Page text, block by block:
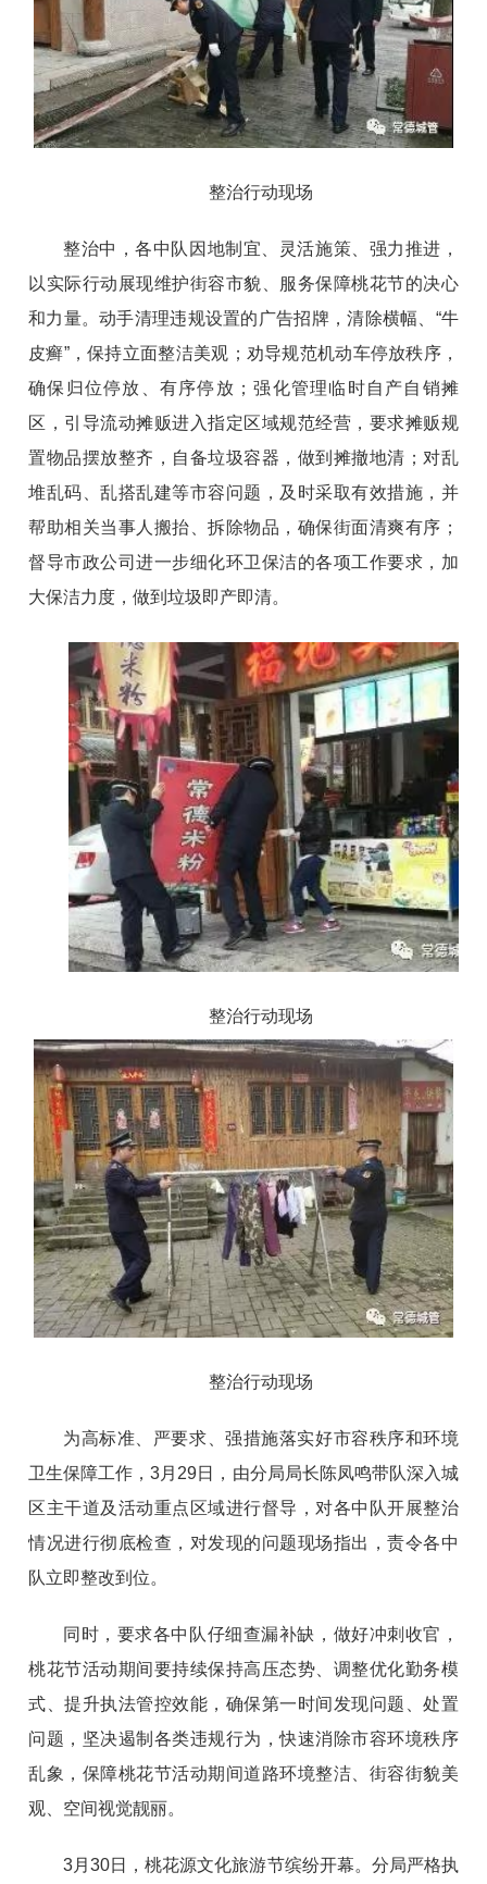
整治行动现场
整治中，各中队因地制宜、灵活施策、强力推进，
以实际行动展现维护街容市貌、服务保障桃花节的决心
和力量。动手清理违规设置的广告招牌，清除横幅、“牛
皮癣”，保持立面整洁美观；劝导规范机动车停放秩序，
确保归位停放、有序停放；强化管理临时自产自销摊
区，引导流动摊贩进入指定区域规范经营，要求摊贩规
置物品摆放整齐，自备垃圾容器，做到摊撤地清；对乱
堆乱码、乱搭乱建等市容问题，及时采取有效措施，并
帮助相关当事人搬抬、拆除物品，确保街面清爽有序；
督导市政公司进一步细化环卫保洁的各项工作要求，加
大保洁力度，做到垃圾即产即清。
整治行动现场
整治行动现场
为高标准、严要求、强措施落实好市容秩序和环境
卫生保障工作，3月29日，由分局局长陈凤鸣带队深入城
区主干道及活动重点区域进行督导，对各中队开展整治
情况进行彻底检查，对发现的问题现场指出，责令各中
队立即整改到位。
同时，要求各中队仔细查漏补缺，做好冲刺收官，
桃花节活动期间要持续保持高压态势、调整优化勤务模
式、提升执法管控效能，确保第一时间发现问题、处置
问题，坚决遏制各类违规行为，快速消除市容环境秩序
乱象，保障桃花节活动期间道路环境整洁、街容街貌美
观、空间视觉靓丽。
3月30日，桃花源文化旅游节缤纷开幕。分局严格执